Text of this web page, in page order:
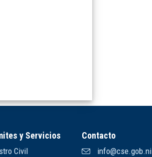
y Servicios
Civil
Contacto
info@cse.gob.ni